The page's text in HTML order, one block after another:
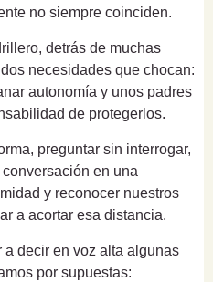
no siempre coinciden.
detrás de muchas
necesidades que chocan:
autonomía y unos padres
de protegerlos.
preguntar sin interrogar,
en una
y reconocer nuestros
a acortar esa distancia.
decir en voz alta algunas
por supuestas: